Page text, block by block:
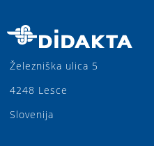
Železniška ulica 5
4248 Lesce
Slovenija